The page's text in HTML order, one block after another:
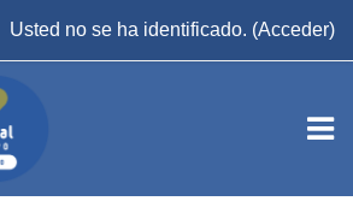
Usted no se ha identificado. (Acceder)